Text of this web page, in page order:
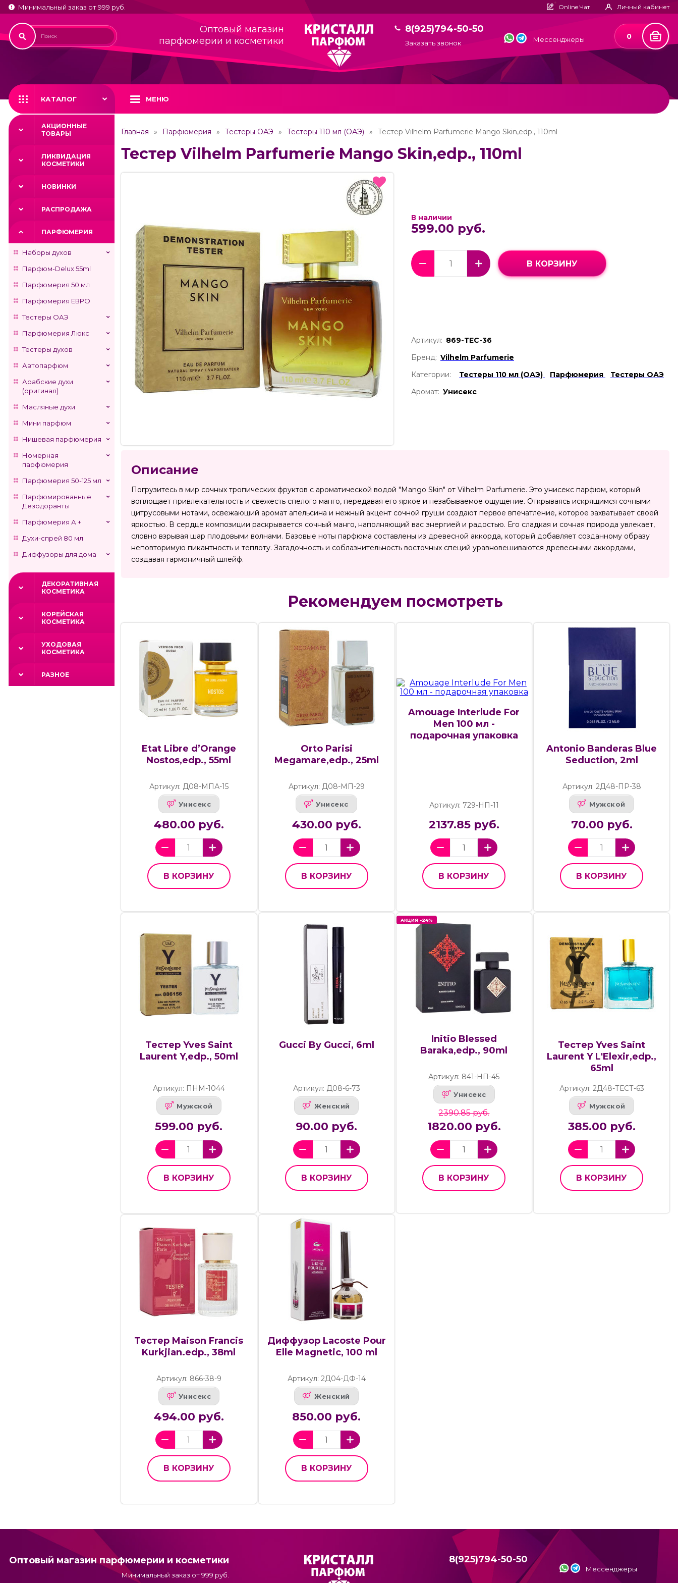
Минимальный заказ от 999 руб. Online Чат Личный кабинет
Оптовый магазин
парфюмерии и косметики
8(925)794-50-50
Заказать звонок Мессенджеры 0
КАТАЛОГ МЕНЮ
АКЦИОННЫЕ
ТОВАРЫ
ЛИКВИДАЦИЯ
КОСМЕТИКИ
НОВИНКИ
РАСПРОДАЖА
ПАРФЮМЕРИЯ
Наборы духов
Парфюм-Delux 55ml
Парфюмерия 50 мл
Парфюмерия ЕВРО
Тестеры ОАЭ
Парфюмерия Люкс
Тестеры духов
Автопарфюм
Арабские духи
(оригинал)
Масляные духи
Мини парфюм
Нишевая парфюмерия
Номерная
парфюмерия
Парфюмерия 50-125 мл
Парфюмированные
Дезодоранты
Парфюмерия А +
Духи-спрей 80 мл
Диффузоры для дома
ДЕКОРАТИВНАЯ
КОСМЕТИКА
КОРЕЙСКАЯ
КОСМЕТИКА
УХОДОВАЯ
КОСМЕТИКА
РАЗНОЕ
Главная Парфюмерия Тестеры ОАЭ Тестеры 110 мл (ОАЭ) Тестер Vilhelm Parfumerie Mango Skin,edp., 110ml
Тестер Vilhelm Parfumerie Mango Skin,edp., 110ml
В наличии
599.00 руб.
В КОРЗИНУ
Артикул: 869-ТЕС-36
Бренд: Vilhelm Parfumerie
Категории:
Тестеры 110 мл (ОАЭ) Парфюмерия
Тестеры ОАЭ
Аромат: Унисекс
Описание
Погрузитесь в мир сочных тропических фруктов с ароматической водой "Mango Skin" от Vilhelm Parfumerie. Это унисекс парфюм, который
воплощает привлекательность и свежесть спелого манго, передавая его яркое и незабываемое ощущение. Открываясь искрящимся сочными
цитрусовыми нотами, освежающий аромат апельсина и нежный акцент сочной груши создают первое впечатление, которое захватывает своей
яркостью. В сердце композиции раскрывается сочный манго, наполняющий вас энергией и радостью. Его сладкая и сочная природа увлекает,
словно взрывая шар плодовыми волнами. Базовые ноты парфюма составлены из древесной аккорда, который добавляет созданному образу
неповторимую пикантность и теплоту. Загадочность и соблазнительность восточных специй уравновешиваются древесными аккордами,
создавая гармоничный шлейф.
Рекомендуем посмотреть
Etat Libre d’Orange
Nostos,edp., 55ml
Артикул: Д08-МПА-15
Унисекс
480.00 руб.
В КОРЗИНУ
Orto Parisi
Megamare,edp., 25ml
Артикул: Д08-МП-29
Унисекс
430.00 руб.
В КОРЗИНУ
Amouage Interlude For
Men 100 мл -
подарочная упаковка
Артикул: 729-НП-11
2137.85 руб.
В КОРЗИНУ
Antonio Banderas Blue
Seduction, 2ml
Артикул: 2Д48-ПР-38
Мужской
70.00 руб.
В КОРЗИНУ
Тестер Yves Saint
Laurent Y,edp., 50ml
Артикул: ПНМ-1044
Мужской
599.00 руб.
В КОРЗИНУ
Gucci By Gucci, 6ml
Артикул: Д08-6-73
Женский
90.00 руб.
В КОРЗИНУ
АКЦИЯ -24%
Initio Blessed
Baraka,edp., 90ml
Артикул: 841-НП-45
Унисекс
2390.85 руб.
1820.00 руб.
В КОРЗИНУ
Тестер Yves Saint
Laurent Y L'Elexir,edp.,
65ml
Артикул: 2Д48-ТЕСТ-63
Мужской
385.00 руб.
В КОРЗИНУ
Тестер Maison Francis
Kurkjian.edp., 38ml
Артикул: 866-38-9
Унисекс
494.00 руб.
В КОРЗИНУ
Диффузор Lacoste Pour
Elle Magnetic, 100 ml
Артикул: 2Д04-ДФ-14
Женский
850.00 руб.
В КОРЗИНУ
Оптовый магазин парфюмерии и косметики
Минимальный заказ от 999 руб.
8(925)794-50-50
Мессенджеры